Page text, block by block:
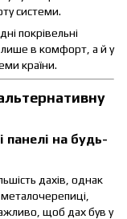
системи.
покрівельні
лише в комфорт, а й у
країни.
на будь-
дахів, однак
щоб дах був у